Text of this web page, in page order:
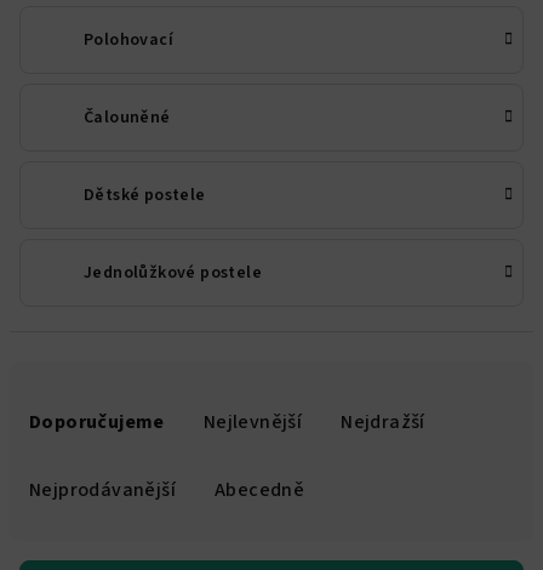
Polohovací
Čalouněné
Dětské postele
Jednolůžkové postele
Doporučujeme Nejlevnější Nejdražší
Nejprodávanější Abecedně